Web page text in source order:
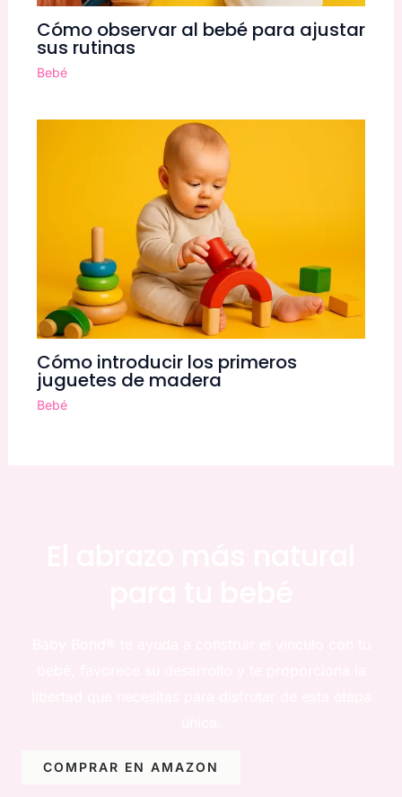
Cómo observar al bebé para ajustar
sus rutinas
Bebé
Cómo introducir los primeros
juguetes de madera
Bebé
COMPRAR EN AMAZON